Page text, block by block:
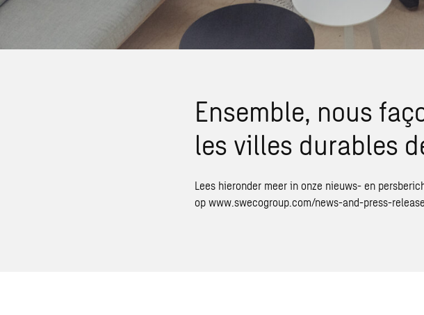
Ensemble, nous
les villes durables
Lees hieronder meer in onze nieuws- en
op www.swecogroup.com/news-and-press-